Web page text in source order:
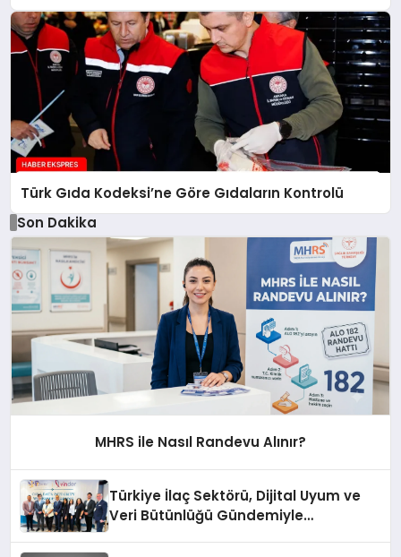
Türk Gıda Kodeksi’ne Göre Gıdaların Kontrolü
Son Dakika
MHRS ile Nasıl Randevu Alınır?
Türkiye İlaç Sektörü, Dijital Uyum ve
Veri Bütünlüğü Gündemiyle